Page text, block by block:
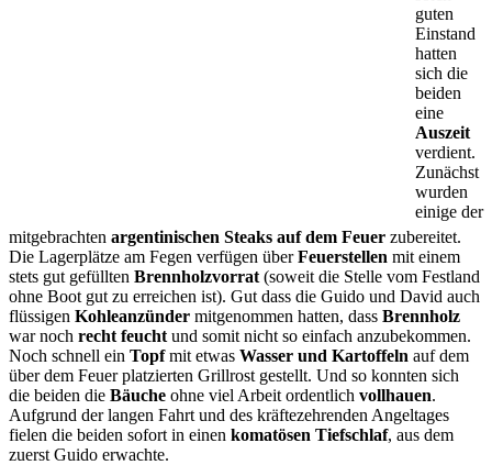
guten
Einstand
hatten
sich die
beiden
eine
Auszeit
verdient.
Zunächst
wurden
einige der
mitgebrachten argentinischen Steaks auf dem Feuer zubereitet.
Die Lagerplätze am Fegen verfügen überFeuerstellen mit einem
stets gut gefüllten Brennholzvorrat (soweit die Stelle vom Festland
ohne Boot gut zu erreichen ist). Gut dass die Guido und David auch
flüssigen Kohleanzünder mitgenommen hatten, dass Brennholz
war noch recht feucht und somit nicht so einfach anzubekommen.
Noch schnell ein Topfmit etwas Wasser und Kartoffeln auf dem
über dem Feuer platzierten Grillrost gestellt. Und so konnten sich
die beiden die Bäuche ohne viel Arbeit ordentlich vollhauen.
Aufgrund der langen Fahrt und des kräftezehrenden Angeltages
fielen die beiden sofort in einen komatösen Tiefschlaf, aus dem
zuerst Guido erwachte.